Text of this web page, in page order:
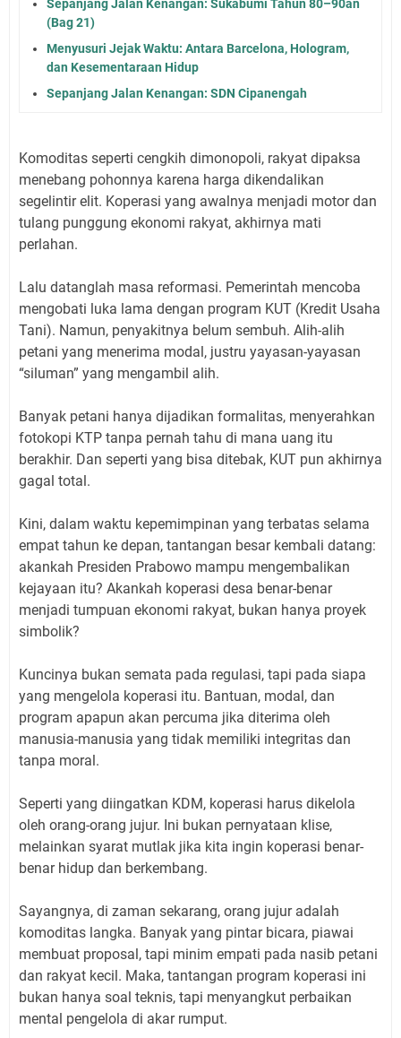
Sepanjang Jalan Kenangan: Sukabumi Tahun 80–90an
(Bag 21)
Menyusuri Jejak Waktu: Antara Barcelona, Hologram,
dan Kesementaraan Hidup
Sepanjang Jalan Kenangan: SDN Cipanengah
Komoditas seperti cengkih dimonopoli, rakyat dipaksa
menebang pohonnya karena harga dikendalikan
segelintir elit. Koperasi yang awalnya menjadi motor dan
tulang punggung ekonomi rakyat, akhirnya mati
perlahan.
Lalu datanglah masa reformasi. Pemerintah mencoba
mengobati luka lama dengan program KUT (Kredit Usaha
Tani). Namun, penyakitnya belum sembuh. Alih-alih
petani yang menerima modal, justru yayasan-yayasan
“siluman” yang mengambil alih.
Banyak petani hanya dijadikan formalitas, menyerahkan
fotokopi KTP tanpa pernah tahu di mana uang itu
berakhir. Dan seperti yang bisa ditebak, KUT pun akhirnya
gagal total.
Kini, dalam waktu kepemimpinan yang terbatas selama
empat tahun ke depan, tantangan besar kembali datang:
akankah Presiden Prabowo mampu mengembalikan
kejayaan itu? Akankah koperasi desa benar-benar
menjadi tumpuan ekonomi rakyat, bukan hanya proyek
simbolik?
Kuncinya bukan semata pada regulasi, tapi pada siapa
yang mengelola koperasi itu. Bantuan, modal, dan
program apapun akan percuma jika diterima oleh
manusia-manusia yang tidak memiliki integritas dan
tanpa moral.
Seperti yang diingatkan KDM, koperasi harus dikelola
oleh orang-orang jujur. Ini bukan pernyataan klise,
melainkan syarat mutlak jika kita ingin koperasi benar-
benar hidup dan berkembang.
Sayangnya, di zaman sekarang, orang jujur adalah
komoditas langka. Banyak yang pintar bicara, piawai
membuat proposal, tapi minim empati pada nasib petani
dan rakyat kecil. Maka, tantangan program koperasi ini
bukan hanya soal teknis, tapi menyangkut perbaikan
mental pengelola di akar rumput.